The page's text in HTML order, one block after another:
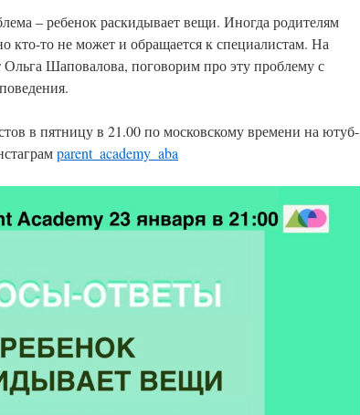
– ребенок раскидывает вещи. Иногда родителям
кто-то не может и обращается к специалистам. На
Шаповалова, поговорим про эту проблему с
в пятницу в 21.00 по московскому времени на ютуб-
parent_academy_aba